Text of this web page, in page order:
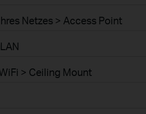
Netzes > Access Point
> Ceiling Mount